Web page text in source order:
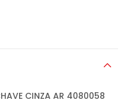
CINZA AR 4080058